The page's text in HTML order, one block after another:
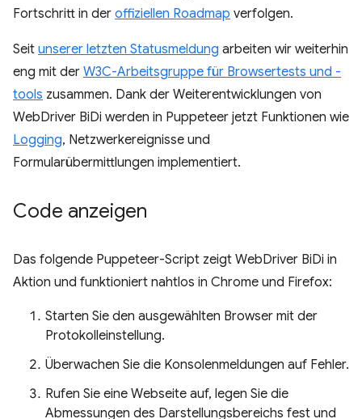
Fortschritt in der offiziellen Roadmap verfolgen.
Seit unserer letzten Statusmeldung arbeiten wir weiterhin
eng mit der W3C-Arbeitsgruppe für Browsertests und -
tools zusammen. Dank der Weiterentwicklungen von
WebDriver BiDi werden in Puppeteer jetzt Funktionen wie
Logging, Netzwerkereignisse und
Formularübermittlungen implementiert.
Code anzeigen
Das folgende Puppeteer-Script zeigt WebDriver BiDi in
Aktion und funktioniert nahtlos in Chrome und Firefox:
Starten Sie den ausgewählten Browser mit der
Protokolleinstellung.
Überwachen Sie die Konsolenmeldungen auf Fehler.
Rufen Sie eine Webseite auf, legen Sie die
Abmessungen des Darstellungsbereichs fest und